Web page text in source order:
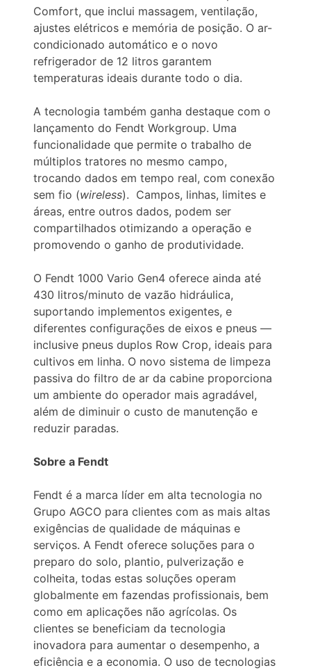
Comfort, que inclui massagem, ventilação,
ajustes elétricos e memória de posição. O ar-
condicionado automático e o novo
refrigerador de 12 litros garantem
temperaturas ideais durante todo o dia.
A tecnologia também ganha destaque com o
lançamento do Fendt Workgroup. Uma
funcionalidade que permite o trabalho de
múltiplos tratores no mesmo campo,
trocando dados em tempo real, com conexão
sem fio (wireless). Campos, linhas, limites e
áreas, entre outros dados, podem ser
compartilhados otimizando a operação e
promovendo o ganho de produtividade.
O Fendt 1000 Vario Gen4 oferece ainda até
430 litros/minuto de vazão hidráulica,
suportando implementos exigentes, e
diferentes configurações de eixos e pneus —
inclusive pneus duplos Row Crop, ideais para
cultivos em linha. O novo sistema de limpeza
passiva do filtro de ar da cabine proporciona
um ambiente do operador mais agradável,
além de diminuir o custo de manutenção e
reduzir paradas.
Sobre a Fendt
Fendt é a marca líder em alta tecnologia no
Grupo AGCO para clientes com as mais altas
exigências de qualidade de máquinas e
serviços. A Fendt oferece soluções para o
preparo do solo, plantio, pulverização e
colheita, todas estas soluções operam
globalmente em fazendas profissionais, bem
como em aplicações não agrícolas. Os
clientes se beneficiam da tecnologia
inovadora para aumentar o desempenho, a
eficiência e a economia. O uso de tecnologias